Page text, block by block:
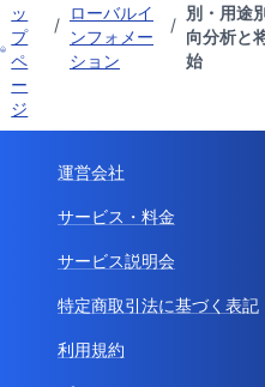
ッ
プ
ペ
ー
ジ
/
ローバルイ
ンフォメー
ション
/
別・用途
向分析と
始
運営会社
サービス・料金
サービス説明会
特定商取引法に基づく表記
利用規約